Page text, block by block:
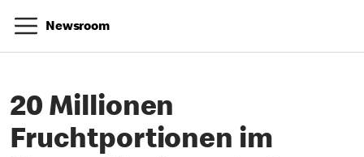
Newsroom
20 Millionen
Fruchtportionen im